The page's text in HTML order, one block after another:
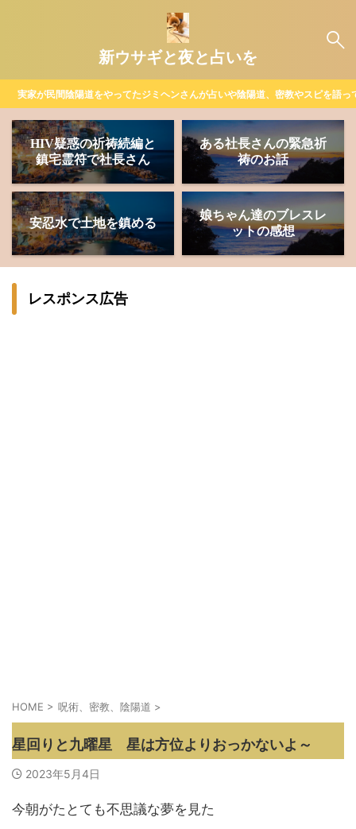
新ウサギと夜と占いを
実家が民間陰陽道をやってたジミヘンさんが占いや陰陽道、密教やスピを語
HIV疑惑の祈祷続編と
鎮宅霊符で社長さん
ある社長さんの緊急祈
祷のお話
安忍水で土地を鎮める
娘ちゃん達のブレスレ
ットの感想
レスポンス広告
HOME > 呪術、密教、陰陽道 >
星回りと九曜星 星は方位よりおっかないよ～
2023年5月4日
今朝がたとても不思議な夢を見た